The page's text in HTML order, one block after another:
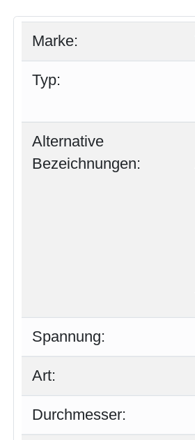
Marke:
Typ:
Alternative
Bezeichnungen:
Spannung:
Art:
Durchmesser: